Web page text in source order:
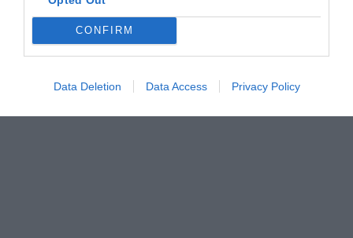
CONFIRM
Data Deletion Data Access Privacy Policy